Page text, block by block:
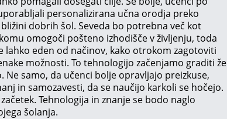
personalizirana učna orodja preko
dobrih šol. Seveda bo potrebna več kot
omogoči pošteno izhodišče v življenju, toda
lahko eden od načinov, kako otrokom zagotoviti
možnosti. To tehnologijo začenjamo graditi že
Ne samo, da učenci bolje opravljajo preizkuse,
in samozavesti, da se naučijo karkoli se hočejo.
Tehnologija in znanje se bodo naglo
šolanja.